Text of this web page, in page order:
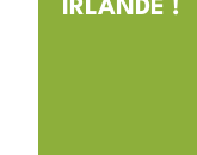
IRLANDE !